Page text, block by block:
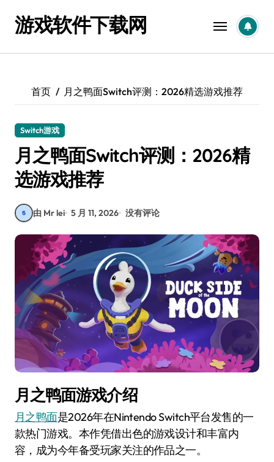
游戏软件下载网
首页 月之鸭面Switch评测：2026精选游戏推荐
Switch游戏
月之鸭面Switch评测：2026精
选游戏推荐
由 Mr lei 5 月 11, 2026 没有评论
月之鸭面游戏介绍
月之鸭面是2026年在Nintendo Switch平台发售的一
款热门游戏。本作凭借出色的游戏设计和丰富内
容，成为今年备受玩家关注的作品之一。